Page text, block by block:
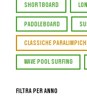
SHORTBOARD
PADDLEBOARD
CLASSICHE
WAVE POOL SURFING
Filtra per Anno